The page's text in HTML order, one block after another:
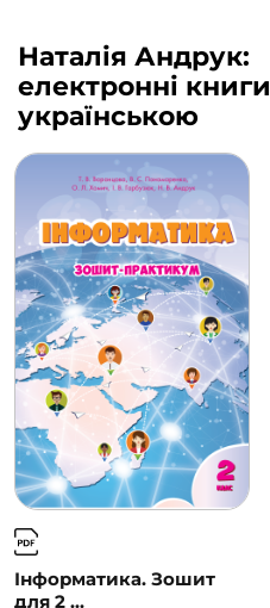
Наталія Андрук:
електронні книги
українською
Інформатика. Зошит
для 2 ...